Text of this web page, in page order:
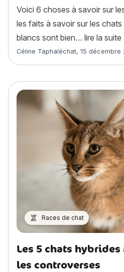
Voici 6 choses à savoir sur
les faits à savoir sur les
blancs sont bien… lire la suite
Article rédigé par
Céline Taphaléchat, 15 décembre
Races de chat
Les 5 chats
les controverses